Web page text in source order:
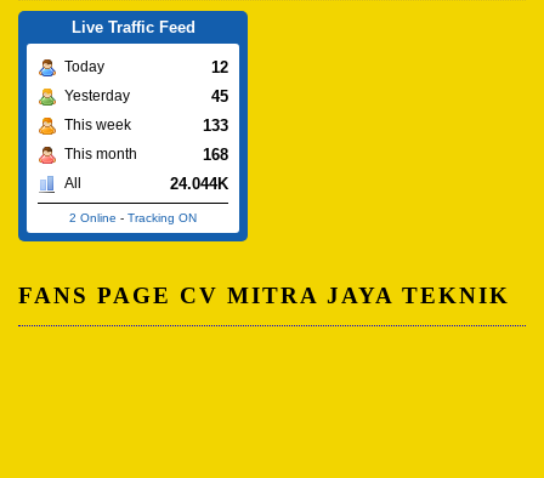
Live Traffic Feed
Today 12
Yesterday 45
This week 133
This month 168
All 24.044K
2 Online - Tracking ON
FANS PAGE CV MITRA JAYA TEKNIK